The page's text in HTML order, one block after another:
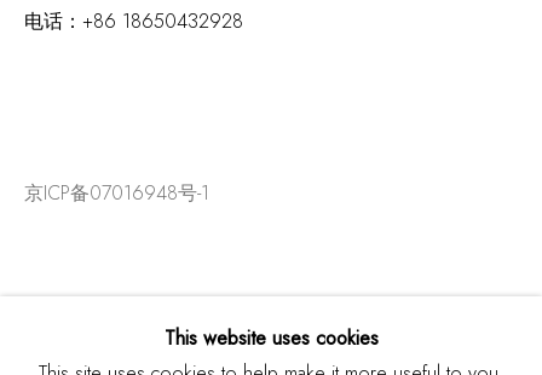
电话： +86 18650432928
京ICP备07016948号-1
This website uses cookies